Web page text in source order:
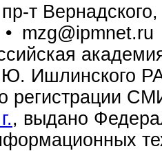
т
• mzg@ipmnet.ru
Ишлинского
регистрации
, выдано